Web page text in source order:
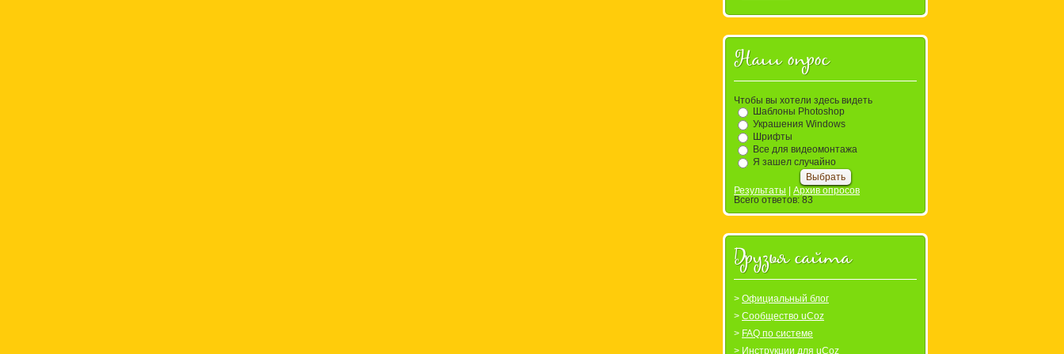
Наш опрос
Чтобы вы хотели здесь видеть
Шаблоны Photoshop
Украшения Windows
Шрифты
Все для видеомонтажа
Я зашел случайно
Результаты
Архив опросов
Всего ответов: 83
Друзья сайта
Официальный блог
Сообщество uCoz
FAQ по системе
Инструкции для uCoz